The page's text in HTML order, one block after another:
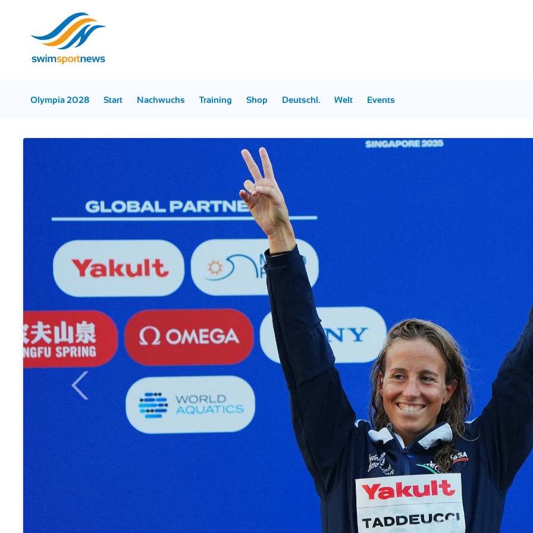
Olympia 2028 Start Nachwuchs Training Shop Deutschl. Welt Events
Previous